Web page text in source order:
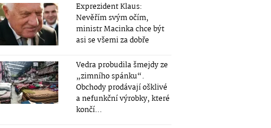
Exprezident Klaus:
Nevěřím svým očím,
ministr Macinka chce být
asi se všemi za dobře
Vedra probudila šmejdy ze
„zimního spánku“.
Obchody prodávají ošklivé
a nefunkční výrobky, které
končí...